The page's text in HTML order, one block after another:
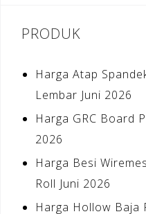
PRODUK
Harga Atap
Lembar Juni 2026
Harga GRC Board
2026
Harga Besi
Roll Juni 2026
Harga Hollow Baja